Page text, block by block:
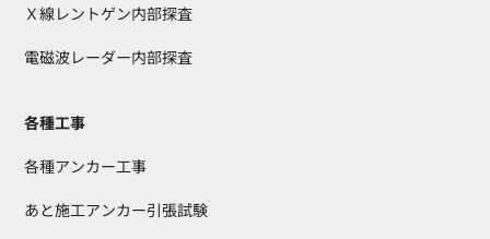
Ｘ線レントゲン内部探査
電磁波レーダー内部探査
各種工事
各種アンカー工事
あと施工アンカー引張試験